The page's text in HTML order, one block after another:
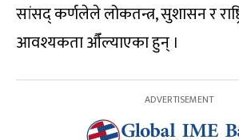
सांसद् कर्णलेले लोकतन्त्र, सुशासन र
आवश्यकता औँल्याएका हुन् ।